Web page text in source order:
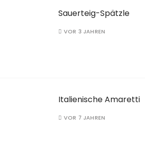
Sauerteig-Spätzle
VOR 3 JAHREN
Italienische Amaretti
VOR 7 JAHREN